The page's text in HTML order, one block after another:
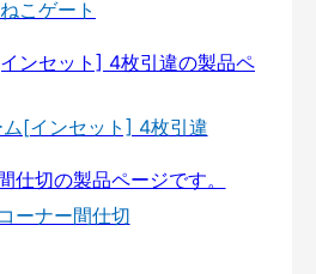
ねこゲート
[インセット] 4枚引違
ーナー間仕切